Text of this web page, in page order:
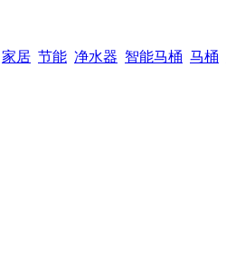
家居 节能 净水器 智能马桶 马桶